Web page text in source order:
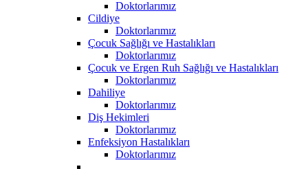
Doktorlarımız
Cildiye
Doktorlarımız
Çocuk Sağlığı ve Hastalıkları
Doktorlarımız
Çocuk ve Ergen Ruh Sağlığı ve Hastalıkları
Doktorlarımız
Dahiliye
Doktorlarımız
Diş Hekimleri
Doktorlarımız
Enfeksiyon Hastalıkları
Doktorlarımız